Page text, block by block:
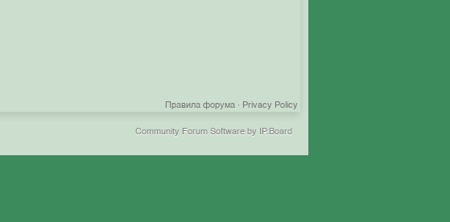
Privacy Policy
Правила форума ·
Community Forum Software by IP.Board